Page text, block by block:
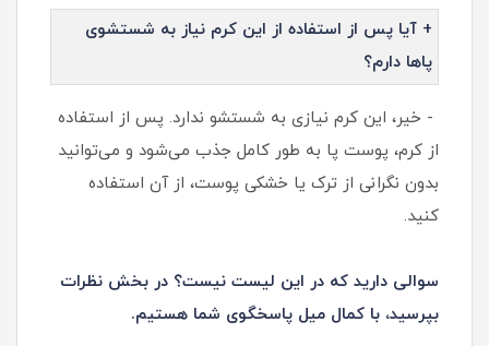
+ آیا پس از استفاده از این کرم نیاز به شستشوی
پاها دارم؟
- خیر، این کرم نیازی به شستشو ندارد. پس از استفاده
از کرم، پوست پا به طور کامل جذب می‌شود و می‌توانید
بدون نگرانی از ترک یا خشکی پوست، از آن استفاده
کنید.
سوالی دارید که در این لیست نیست؟ در بخش نظرات
بپرسید، با کمال میل پاسخگوی شما هستیم.